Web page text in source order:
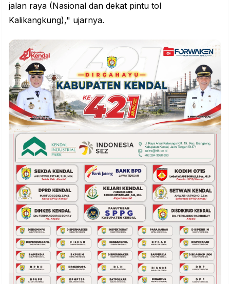
jalan raya (Nasional dan dekat pintu tol
Kalikangkung)," ujarnya.